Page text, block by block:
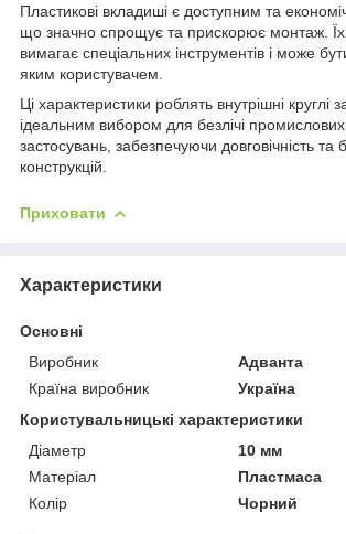
Пластикові вкладиші є доступним та
що значно спрощує та прискорює монтаж.
вимагає спеціальних інструментів і може
яким користувачем.
Ці характеристики роблять внутрішні круглі
ідеальним вибором для безлічі
застосувань, забезпечуючи довговічність та
конструкцій.
Приховати
Характеристики
Основні
Виробник
Адванта
Країна виробник
Україна
Користувальницькі характеристики
Діаметр
10 мм
Матеріал
Пластмаса
Колір
Чорний